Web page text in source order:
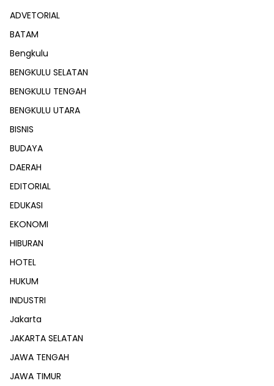
ADVETORIAL
BATAM
Bengkulu
BENGKULU SELATAN
BENGKULU TENGAH
BENGKULU UTARA
BISNIS
BUDAYA
DAERAH
EDITORIAL
EDUKASI
EKONOMI
HIBURAN
HOTEL
HUKUM
INDUSTRI
Jakarta
JAKARTA SELATAN
JAWA TENGAH
JAWA TIMUR